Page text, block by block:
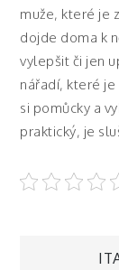
muže, které je
dojde doma k
vylepšit či jen
nářadí, které
si pomůcky a
praktický, je